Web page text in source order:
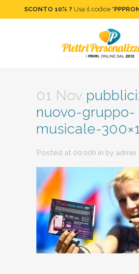
SCONTO 10% ? Usa il codice "
pubblicizzare-
gruppo-musicale-
01 Nov
nuovo-gruppo-
musicale-
Posted at 00:00h in by admin